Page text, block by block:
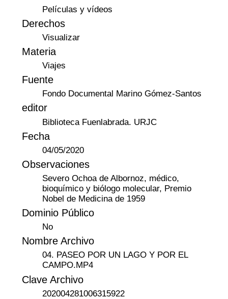
Películas y vídeos
Derechos
Visualizar
Materia
Viajes
Fuente
Fondo Documental Marino Gómez-Santos
editor
Biblioteca Fuenlabrada. URJC
Fecha
04/05/2020
Observaciones
Severo Ochoa de Albornoz, médico,
bioquímico y biólogo molecular, Premio
Nobel de Medicina de 1959
Dominio Público
No
Nombre Archivo
04. PASEO POR UN LAGO Y POR EL
CAMPO.MP4
Clave Archivo
202004281006315922